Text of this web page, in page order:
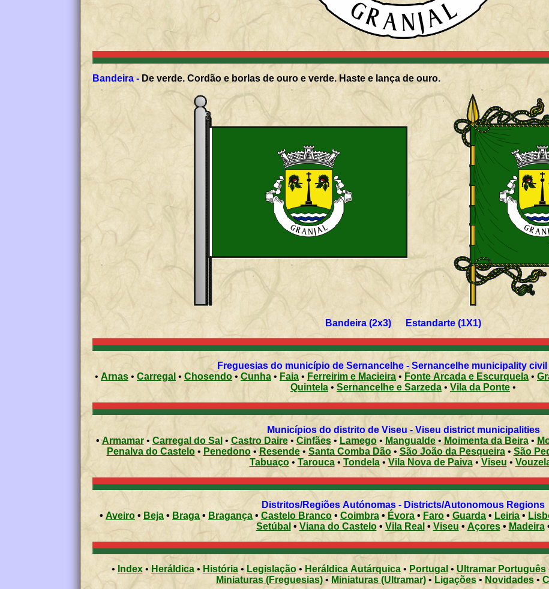
Bandeira - De verde. Cordão e borlas de ouro e verde. Haste e lança de ouro.
Bandeira (2x3) Estandarte (1X1)
Freguesias do município de Sernancelhe - Sernancelhe municipality
• Arnas • Carregal • Chosendo •Cunha • Faia • Ferreirim e Macieira • Fonte Arcada e Escurquela•
Quintela • Sernancelhe e Sarzeda • Vila da Ponte •
Municípios do distrito de Viseu - Viseu district municipalities
• Armamar• Carregal do Sal • Castro Daire•Cinfães• Lamego•Mangualde• Moimenta da Beira•
Penalva do Castelo• Penedono•Resende•Santa Comba Dão•São João da Pesqueira• São
Tabuaço• Tarouca• Tondela•Vila Nova de Paiva• Viseu •
Distritos/Regiões Autónomas - Districts/Autonomous Regions
• Aveiro • Beja • Braga • Bragança • Castelo Branco• Coimbra •Évora • Faro • Guarda • Leiria•
Setúbal • Viana do Castelo• Vila Real • Viseu • Açores • Madeira
• Index•Heráldica• História • Legislação • Heráldica Autárquica• Portugal • Ultramar Português
Miniaturas (Freguesias)• Miniaturas (Ultramar) • Ligações• Novidades •